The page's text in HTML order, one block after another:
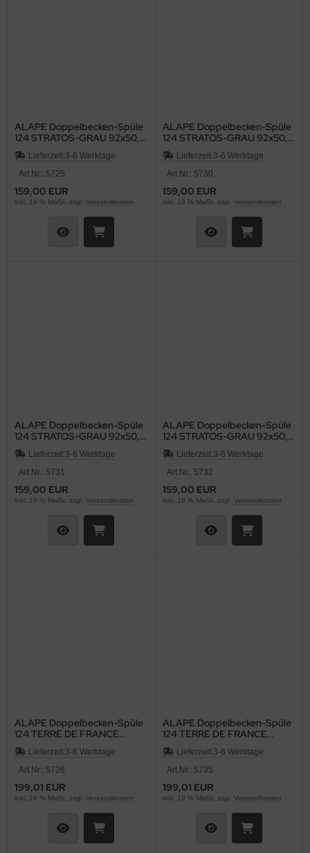
ALAPE Doppelbecken-Spüle
124 STRATOS-GRAU 92x50,5
cm
Lieferzeit:3-6 Werktage
Art.Nr.: 5725
159,00 EUR
inkl. 19 % MwSt. zzgl. Versandkosten
ALAPE Doppelbecken-Spüle
124 STRATOS-GRAU 92x50,5
cm
Lieferzeit:3-6 Werktage
Art.Nr.: 5730
159,00 EUR
inkl. 19 % MwSt. zzgl. Versandkosten
ALAPE Doppelbecken-Spüle
124 STRATOS-GRAU 92x50,5
cm
Lieferzeit:3-6 Werktage
Art.Nr.: 5731
159,00 EUR
inkl. 19 % MwSt. zzgl. Versandkosten
ALAPE Doppelbecken-Spüle
124 STRATOS-GRAU 92x50,5
cm
Lieferzeit:3-6 Werktage
Art.Nr.: 5732
159,00 EUR
inkl. 19 % MwSt. zzgl. Versandkosten
ALAPE Doppelbecken-Spüle
124 TERRE DE FRANCE
BRAUN 92x50,5 cm
Lieferzeit:3-6 Werktage
Art.Nr.: 5726
199,01 EUR
inkl. 19 % MwSt. zzgl. Versandkosten
ALAPE Doppelbecken-Spüle
124 TERRE DE FRANCE
BRAUN 92x50,5 cm
Lieferzeit:3-6 Werktage
Art.Nr.: 5735
199,01 EUR
inkl. 19 % MwSt. zzgl. Versandkosten